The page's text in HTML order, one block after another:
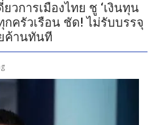
วการเมืองไทย ชู ‘เงินทุน
กครัวเรือน ชัด! ไม่รับบรรจุ
ค้านทันที